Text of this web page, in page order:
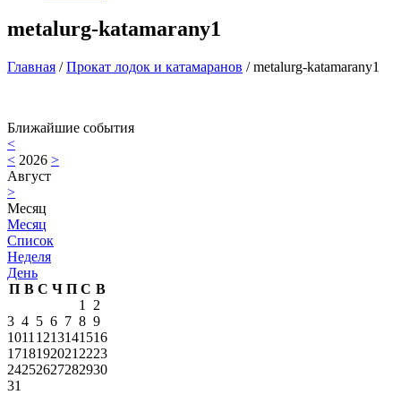
metalurg-katamarany1
Главная / Прокат лодок и катамаранов /metalurg-katamarany1
Ближайшие события
<
< 2026 >
Август
>
Месяц
Месяц
Список
Неделя
День
П В С Ч П С В
1
2
3 4 5 6 7 8 9
1011 1213141516
1718192021 2223
24252627282930
31